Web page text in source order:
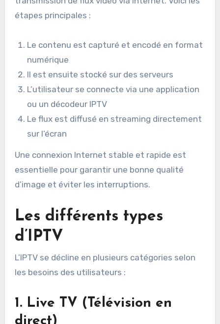
étapes principales :
Le contenu est capturé et encodé en format
numérique
Il est ensuite stocké sur des serveurs
L’utilisateur se connecte via une application
ou un décodeur IPTV
Le flux est diffusé en streaming directement
sur l’écran
Une connexion Internet stable et rapide est
essentielle pour garantir une bonne qualité
d’image et éviter les interruptions.
Les différents types
d’IPTV
L’IPTV se décline en plusieurs catégories selon
les besoins des utilisateurs :
1. Live TV (Télévision en
direct)